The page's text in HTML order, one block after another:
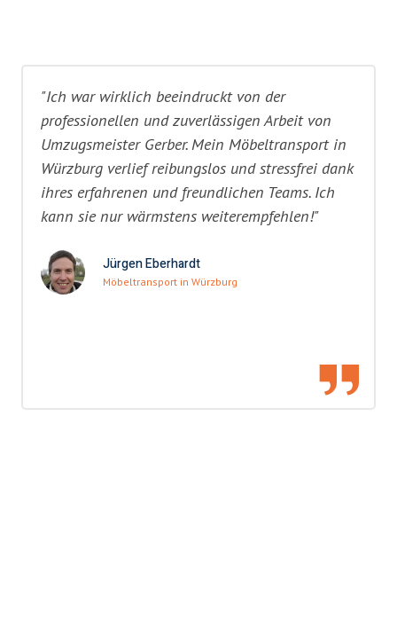
"Ich war wirklich beeindruckt von der
professionellen und zuverlässigen Arbeit von
Umzugsmeister Gerber. Mein Möbeltransport in
Würzburg verlief reibungslos und stressfrei dank
ihres erfahrenen und freundlichen Teams. Ich
kann sie nur wärmstens weiterempfehlen!"
Jürgen Eberhardt
Möbeltransport in Würzburg